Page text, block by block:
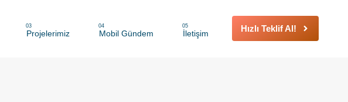
Projelerimiz
03
Mobil Gündem
04
İletişim
05 Hızlı Teklif Al!